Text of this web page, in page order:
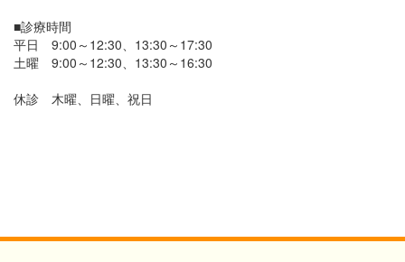
■診療時間
平日 9:00～12:30、13:30～17:30
土曜 9:00～12:30、13:30～16:30
休診 木曜、日曜、祝日